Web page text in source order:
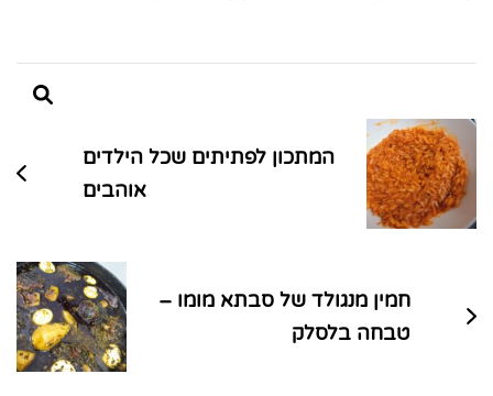
בפוסטים
המתכון לפתיתים שכל הילדים
אוהבים
חמין מנגולד של סבתא מומו –
טבחה בלסלק